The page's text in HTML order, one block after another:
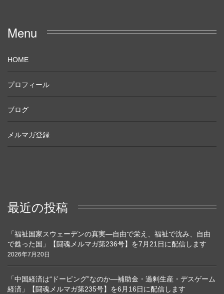
Menu
HOME
プロフィール
ブログ
メルマガ登録
最近の投稿
「福祉国家スウェーデンの真実―自由で栄え、福祉で沈み、自由
で甦った国」【闘魂メルマガ第236号】を7月21日に配信します
2026年7月20日
「中国経済は“ドーピング”なのか―補助金・過剰生産・デスゲーム
経済」【闘魂メルマガ第235号】を6月16日に配信します